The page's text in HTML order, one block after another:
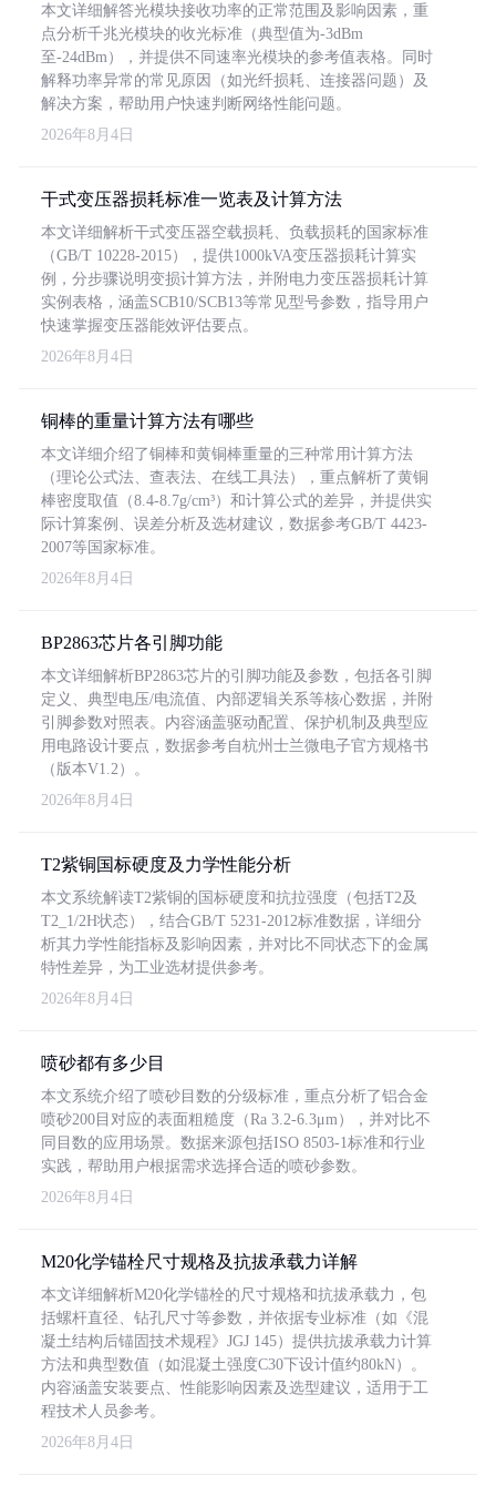
本文详细解答光模块接收功率的正常范围及影响因素，重
点分析千兆光模块的收光标准（典型值为-3dBm
至-24dBm），并提供不同速率光模块的参考值表格。同时
解释功率异常的常见原因（如光纤损耗、连接器问题）及
解决方案，帮助用户快速判断网络性能问题。
2026年8月4日
干式变压器损耗标准一览表及计算方法
本文详细解析干式变压器空载损耗、负载损耗的国家标准
（GB/T 10228-2015），提供1000kVA变压器损耗计算实
例，分步骤说明变损计算方法，并附电力变压器损耗计算
实例表格，涵盖SCB10/SCB13等常见型号参数，指导用户
快速掌握变压器能效评估要点。
2026年8月4日
铜棒的重量计算方法有哪些
本文详细介绍了铜棒和黄铜棒重量的三种常用计算方法
（理论公式法、查表法、在线工具法），重点解析了黄铜
棒密度取值（8.4-8.7g/cm³）和计算公式的差异，并提供实
际计算案例、误差分析及选材建议，数据参考GB/T 4423-
2007等国家标准。
2026年8月4日
BP2863芯片各引脚功能
本文详细解析BP2863芯片的引脚功能及参数，包括各引脚
定义、典型电压/电流值、内部逻辑关系等核心数据，并附
引脚参数对照表。内容涵盖驱动配置、保护机制及典型应
用电路设计要点，数据参考自杭州士兰微电子官方规格书
（版本V1.2）。
2026年8月4日
T2紫铜国标硬度及力学性能分析
本文系统解读T2紫铜的国标硬度和抗拉强度（包括T2及
T2_1/2H状态），结合GB/T 5231-2012标准数据，详细分
析其力学性能指标及影响因素，并对比不同状态下的金属
特性差异，为工业选材提供参考。
2026年8月4日
喷砂都有多少目
本文系统介绍了喷砂目数的分级标准，重点分析了铝合金
喷砂200目对应的表面粗糙度（Ra 3.2-6.3μm），并对比不
同目数的应用场景。数据来源包括ISO 8503-1标准和行业
实践，帮助用户根据需求选择合适的喷砂参数。
2026年8月4日
M20化学锚栓尺寸规格及抗拔承载力详解
本文详细解析M20化学锚栓的尺寸规格和抗拔承载力，包
括螺杆直径、钻孔尺寸等参数，并依据专业标准（如《混
凝土结构后锚固技术规程》JGJ 145）提供抗拔承载力计算
方法和典型数值（如混凝土强度C30下设计值约80kN）。
内容涵盖安装要点、性能影响因素及选型建议，适用于工
程技术人员参考。
2026年8月4日